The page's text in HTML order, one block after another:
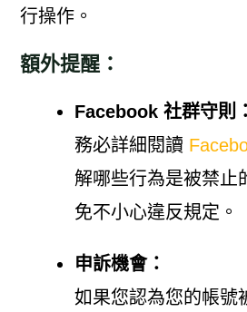
行操作。
額外提醒：
Facebook 社群守則：
務必詳細閱讀
解哪些行為是被禁止
免不小心違反規定。
申訴機會：
如果您認為您的帳號